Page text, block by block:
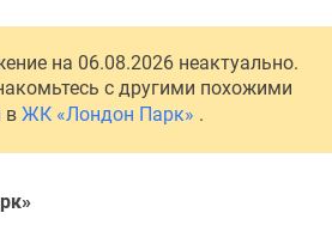
на 06.08.2026 неактуально.
с другими похожими
в ЖК «Лондон Парк» .